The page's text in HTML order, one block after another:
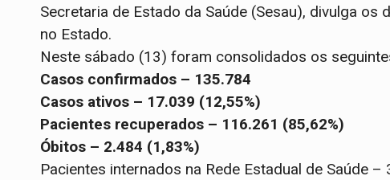
Secretaria de Estado da Saúde (Sesau), divulga
no Estado.
Neste sábado (13) foram consolidados os
Casos confirmados – 135.784
Casos ativos – 17.039 (12,55%)
Pacientes recuperados – 116.261 (85,62%)
Óbitos – 2.484 (1,83%)
Pacientes internados na Rede Estadual de Saúde –